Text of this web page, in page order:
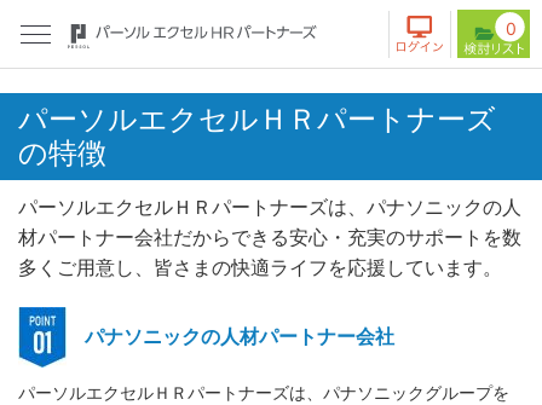
0
パーソルエクセルＨＲパートナーズ
の特徴
パーソルエクセルＨＲパートナーズは、パナソニックの人
材パートナー会社だからできる安心・充実のサポートを数
多くご用意し、皆さまの快適ライフを応援しています。
パナソニックの人材パートナー会社
パーソルエクセルＨＲパートナーズは、パナソニックグループを